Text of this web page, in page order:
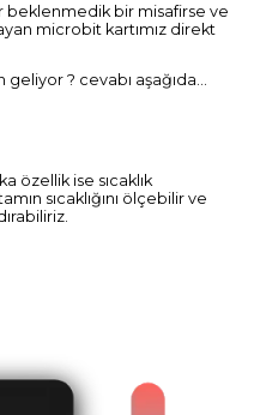
beklenmedik bir misafirse ve
microbit kartımız direkt
? cevabı aşağıda...
özellik ise sıcaklık
sıcaklığını ölçebilir ve